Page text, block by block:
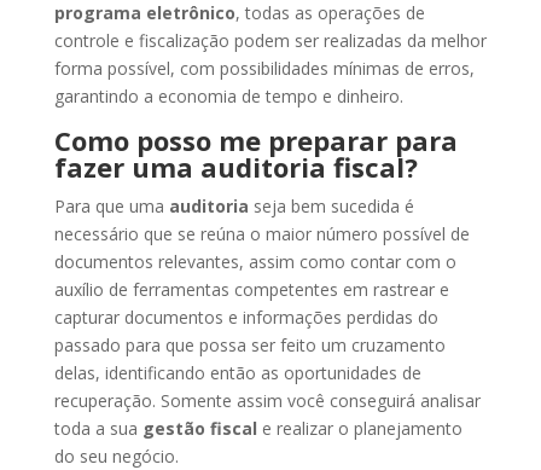
programa eletrônico, todas as operações de
controle e fiscalização podem ser realizadas da melhor
forma possível, com possibilidades mínimas de erros,
garantindo a economia de tempo e dinheiro.
Como posso me preparar para
fazer uma auditoria fiscal?
Para que uma auditoria seja bem sucedida é
necessário que se reúna o maior número possível de
documentos relevantes, assim como contar com o
auxílio de ferramentas competentes em rastrear e
capturar documentos e informações perdidas do
passado para que possa ser feito um cruzamento
delas, identificando então as oportunidades de
recuperação. Somente assim você conseguirá analisar
toda a sua gestão fiscal e realizar o planejamento
do seu negócio.